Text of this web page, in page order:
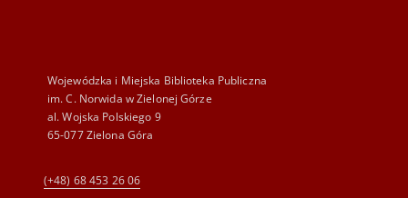
Wojewódzka i Miejska Biblioteka Publiczna
im. C. Norwida w Zielonej Górze
al. Wojska Polskiego 9
65-077 Zielona Góra
(+48) 68 453 26 06